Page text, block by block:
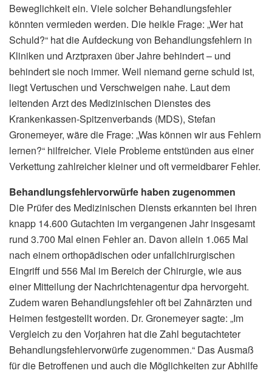
Beweglichkeit ein. Viele solcher Behandlungsfehler
könnten vermieden werden. Die heikle Frage: „Wer hat
Schuld?“ hat die Aufdeckung von Behandlungsfehlern in
Kliniken und Arztpraxen über Jahre behindert – und
behindert sie noch immer. Weil niemand gerne schuld ist,
liegt Vertuschen und Verschweigen nahe. Laut dem
leitenden Arzt des Medizinischen Dienstes des
Krankenkassen-Spitzenverbands (MDS), Stefan
Gronemeyer, wäre die Frage: „Was können wir aus Fehlern
lernen?“ hilfreicher. Viele Probleme entstünden aus einer
Verkettung zahlreicher kleiner und oft vermeidbarer Fehler.
Behandlungsfehlervorwürfe haben zugenommen
Die Prüfer des Medizinischen Diensts erkannten bei ihren
knapp 14.600 Gutachten im vergangenen Jahr insgesamt
rund 3.700 Mal einen Fehler an. Davon allein 1.065 Mal
nach einem orthopädischen oder unfallchirurgischen
Eingriff und 556 Mal im Bereich der Chirurgie, wie aus
einer Mitteilung der Nachrichtenagentur dpa hervorgeht.
Zudem waren Behandlungsfehler oft bei Zahnärzten und
Heimen festgestellt worden. Dr. Gronemeyer sagte: „Im
Vergleich zu den Vorjahren hat die Zahl begutachteter
Behandlungsfehlervorwürfe zugenommen.“ Das Ausmaß
für die Betroffenen und auch die Möglichkeiten zur Abhilfe